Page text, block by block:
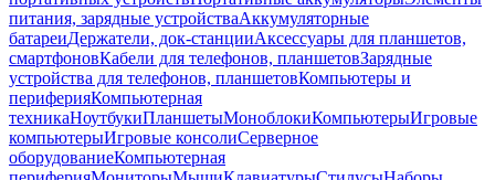
питания, зарядные устройстваАккумуляторные
батареиДержатели, док-станцииАксессуары для планшетов,
смартфоновКабели для телефонов, планшетовЗарядные
устройства для телефонов, планшетовКомпьютеры и
периферияКомпьютерная
техникаНоутбукиПланшетыМоноблокиКомпьютерыИгровые
компьютерыИгровые консолиСерверное
оборудованиеКомпьютерная